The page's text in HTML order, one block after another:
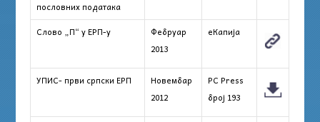
пословних података
Слово „П“ у ЕРП-у
Фебруар
2013
еКапија
УПИС- први српски ЕРП
Новембар
2012
PC Press
број 193